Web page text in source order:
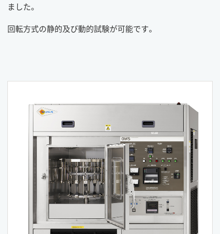
ました。
回転方式の静的及び動的試験が可能です。